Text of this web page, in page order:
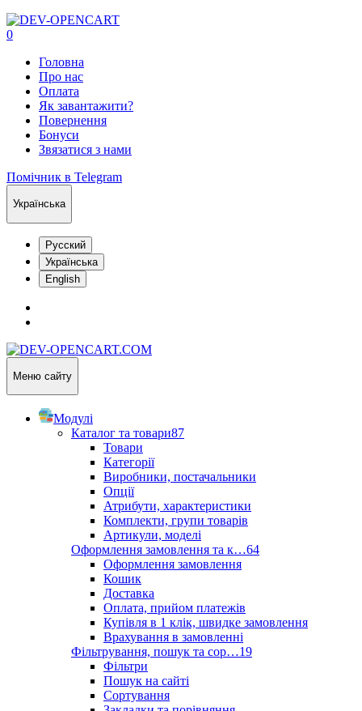
0
Головна
Про нас
Оплата
Як завантажити?
Повернення
Бонуси
Звязатися з нами
Помічник в Telegram
Українська
Русский
Українська
English
Меню сайту
Модулі
Каталог та товари87
Товари
Категорії
Виробники, постачальники
Опції
Атрибути, характеристики
Комплекти, групи товарів
Артикули, моделі
Оформлення замовлення та к…64
Оформлення замовлення
Кошик
Доставка
Оплата, прийом платежів
Купівля в 1 клік, швидке замовлення
Врахування в замовленні
Фільтрування, пошук та сор…19
Фільтри
Пошук на сайті
Сортування